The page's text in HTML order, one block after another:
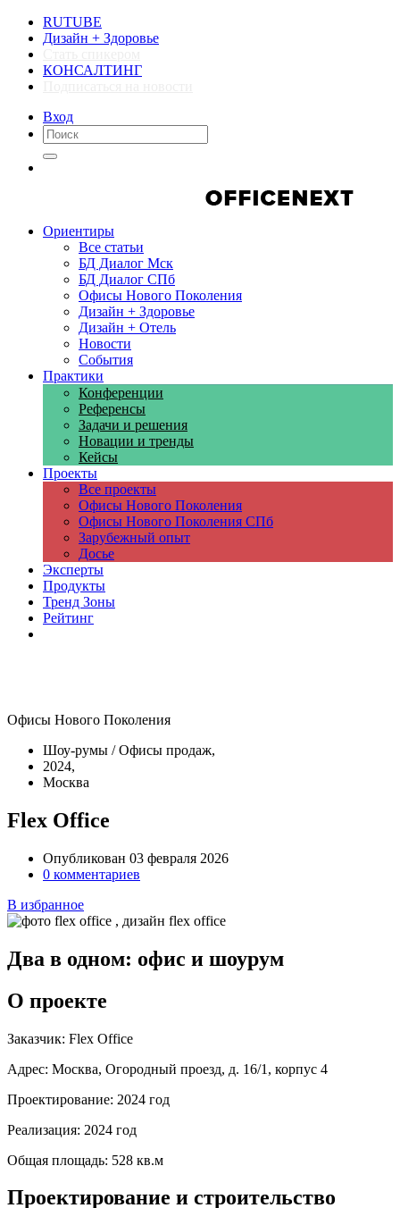
RUTUBE
Дизайн + Здоровье
КОНСАЛТИНГ
Вход
Ориентиры
Все статьи
БД Диалог Мск
БД Диалог СПб
Офисы Нового Поколения
Дизайн + Здоровье
Дизайн + Отель
Новости
События
Практики
Конференции
Референсы
Задачи и решения
Новации и тренды
Кейсы
Проекты
Все проекты
Офисы Нового Поколения
Офисы Нового Поколения СПб
Зарубежный опыт
Досье
Эксперты
Продукты
Тренд Зоны
Рейтинг
Офисы Нового Поколения
Шоу-румы / Офисы продаж,
2024,
Москва
Flex Office
Опубликован 03 февраля 2026
0 комментариев
В избранное
Два в одном: офис и шоурум
О проекте
Заказчик: Flex Office
Адрес: Москва, Огородный проезд, д. 16/1, корпус 4
Проектирование: 2024 год
Реализация: 2024 год
Общая площадь: 528 кв.м
Проектирование и строительство